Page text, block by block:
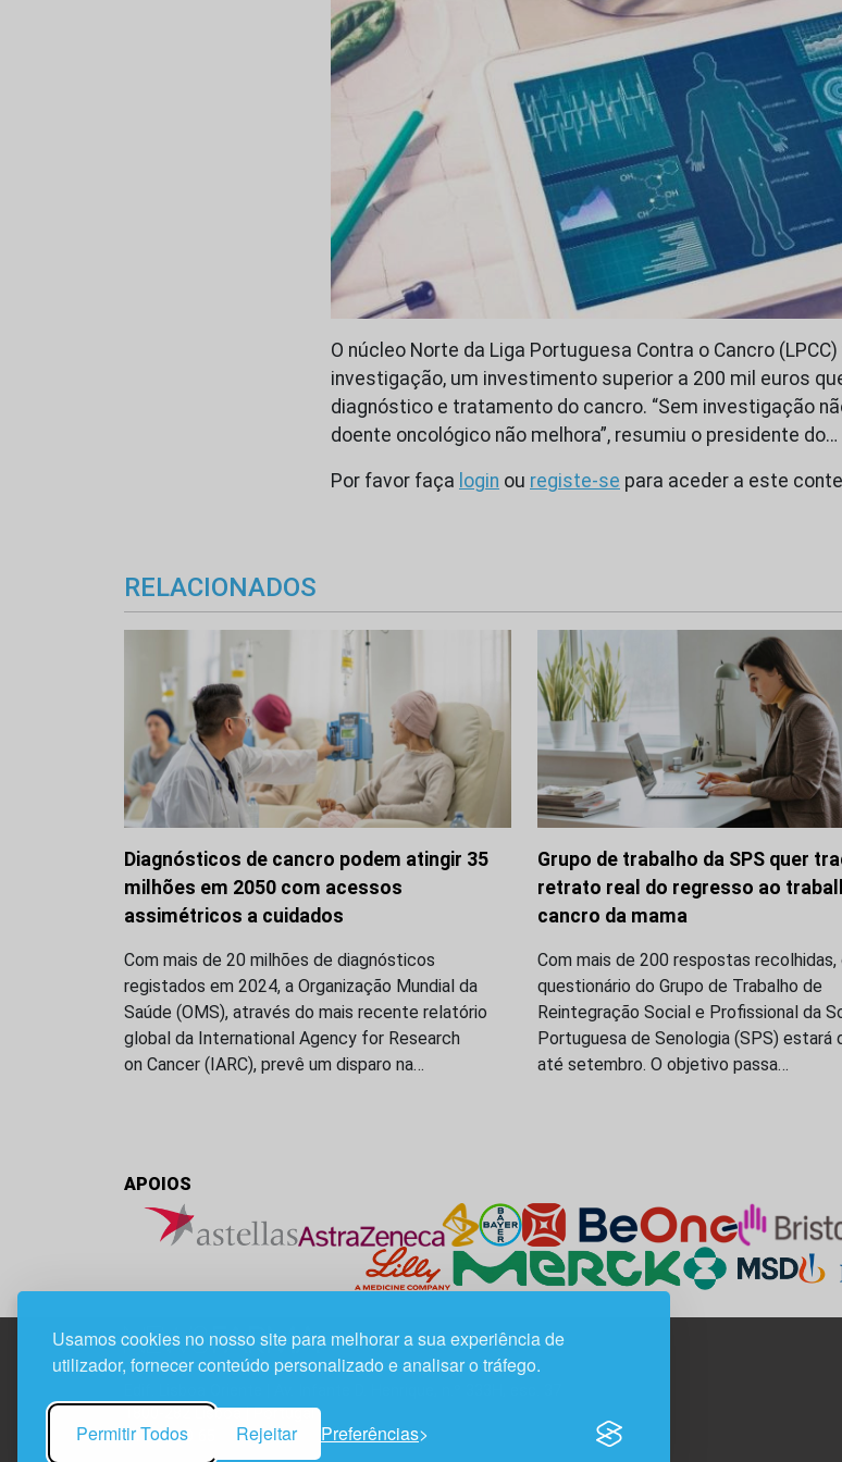
Usamos cookies no nosso site para melhorar a sua experiência de
utilizador, fornecer conteúdo personalizado e analisar o tráfego.
Permitir Todos Rejeitar Preferências
O núcleo Norte da Liga Portuguesa Contra o Cancro
investigação, um investimento superior a 200 mil euros
diagnóstico e tratamento do cancro. “Sem investigação
doente oncológico não melhora”, resumiu o presidente do…
Por favor faça login ou registe-se para aceder a este
RELACIONADOS
Diagnósticos de cancro podem atingir 35
milhões em 2050 com acessos
assimétricos a cuidados
Com mais de 20 milhões de diagnósticos
registados em 2024, a Organização Mundial da
Saúde (OMS), através do mais recente relatório
global da International Agency for Research
on Cancer (IARC), prevê um disparo na…
Grupo de trabalho da SPS quer
retrato real do regresso ao
cancro da mama
Com mais de 200 respostas recolhidas,
questionário do Grupo de Trabalho de
Reintegração Social e Profissional da
Portuguesa de Senologia (SPS) estará
até setembro. O objetivo passa…
APOIOS
1800-282 Lisboa | Portugal
21 850 40 65